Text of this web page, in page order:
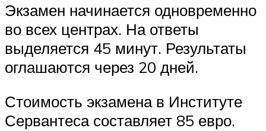
Экзамен начинается одновременно
во всех центрах. На ответы
выделяется 45 минут. Результаты
оглашаются через 20 дней.
Стоимость экзамена в Институте
Сервантеса составляет 85 евро.